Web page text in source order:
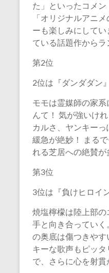
た」といったコメン
「オリジナルアニ
ーも楽しみにして
ている話題作からラ
第2位
2位は『ダンダダン
モモは霊媒師の家
んて！ 気が強いけ
カルさ、ヤンキー
緩急が絶妙！ まる
れる芝居への絶賛
第3位
3位は『負けヒロイ
焼塩檸檬は陸上部
手と向き合ってい
の奥底は傷つきやす
キーな歌声もピッ
で、さらに心を射